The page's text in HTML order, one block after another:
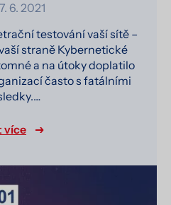
7. 6. 2021
testování vaší sítě –
straně Kybernetické
a na útoky doplatilo
často s fatálními
více